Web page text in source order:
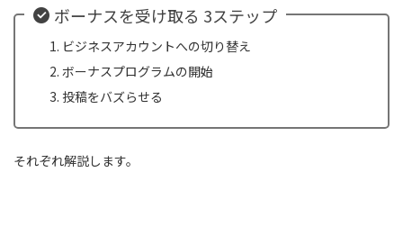
ボーナスを受け取る 3ステップ
ビジネスアカウントへの切り替え
ボーナスプログラムの開始
投稿をバズらせる
それぞれ解説します。